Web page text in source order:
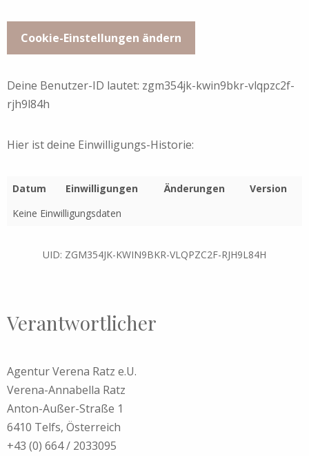
Cookie-Einstellungen ändern
Deine Benutzer-ID lautet: zgm354jk-kwin9bkr-vlqpzc2f-
rjh9l84h
Hier ist deine Einwilligungs-Historie:
Datum Einwilligungen Änderungen
Version
Keine Einwilligungsdaten
UID: ZGM354JK-KWIN9BKR-VLQPZC2F-RJH9L84H
Verantwortlicher
Agentur Verena Ratz e.U.
Verena-Annabella Ratz
Anton-Außer-Straße 1
6410 Telfs, Österreich
+43 (0) 664 / 2033095